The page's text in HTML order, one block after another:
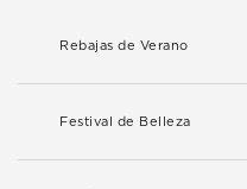
Rebajas de Verano
Festival de Belleza